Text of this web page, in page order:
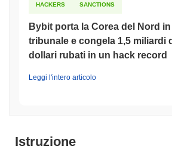
HACKERS SANCTIONS
Bybit porta la Corea del Nord in
tribunale e congela 1,5 miliardi
dollari rubati in un hack record
Leggi l'intero articolo
Istruzione